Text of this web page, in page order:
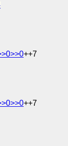
>>0++7
>>0++7